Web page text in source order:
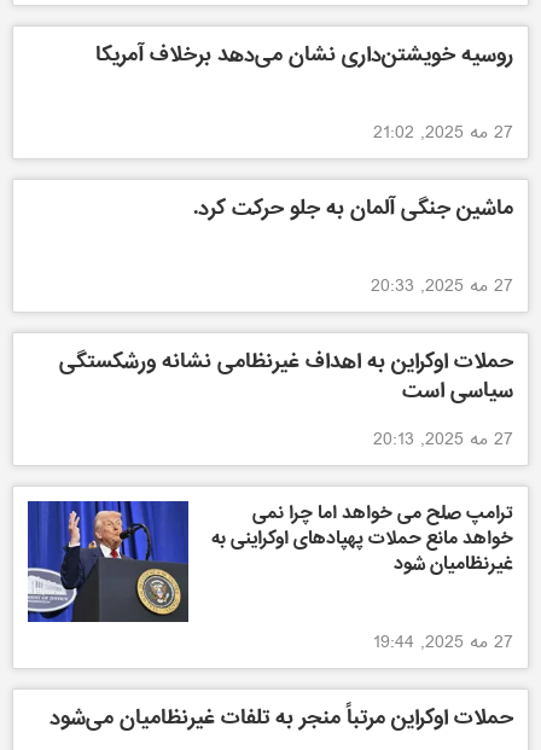
روسیه خویشتن‌داری نشان می‌دهد برخلاف آمریکا
27 مه 2025, 21:02
ماشین جنگی آلمان به جلو حرکت کرد.
27 مه 2025, 20:33
حملات اوکراین به اهداف غیرنظامی نشانه ورشکستگی
سیاسی است
27 مه 2025, 20:13
ترامپ صلح می خواهد اما چرا نمی
خواهد مانع حملات پهپادهای اوکراینی به
غیرنظامیان شود
27 مه 2025, 19:44
حملات اوکراین مرتباً منجر به تلفات غیرنظامیان می‌شود